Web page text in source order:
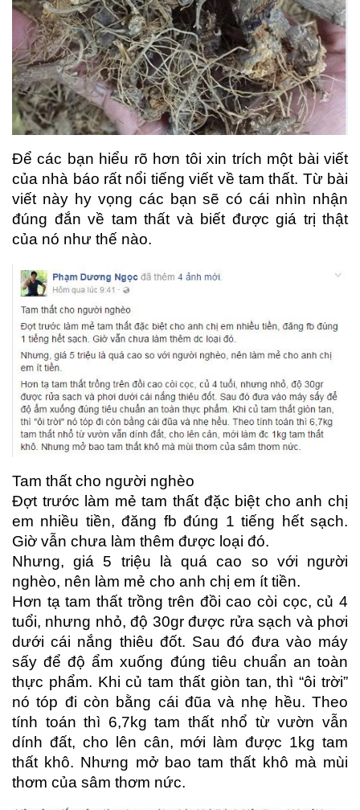
Để các bạn hiểu rõ hơn tôi xin trích một bài viết
của nhà báo rất nổi tiếng viết về tam thất. Từ bài
viết này hy vọng các bạn sẽ có cái nhìn nhận
đúng đắn về tam thất và biết được giá trị thật
của nó như thế nào.
Tam thất cho người nghèo
Đợt trước làm mẻ tam thất đặc biệt cho anh chị
em nhiều tiền, đăng fb đúng 1 tiếng hết sạch.
Giờ vẫn chưa làm thêm được loại đó.
Nhưng, giá 5 triệu là quá cao so với người
nghèo, nên làm mẻ cho anh chị em ít tiền.
Hơn tạ tam thất trồng trên đồi cao còi cọc, củ 4
tuổi, nhưng nhỏ, độ 30gr được rửa sạch và phơi
dưới cái nắng thiêu đốt. Sau đó đưa vào máy
sấy để độ ẩm xuống đúng tiêu chuẩn an toàn
thực phẩm. Khi củ tam thất giòn tan, thì “ôi trời”
nó tóp đi còn bằng cái đũa và nhẹ hều. Theo
tính toán thì 6,7kg tam thất nhổ từ vườn vẫn
dính đất, cho lên cân, mới làm được 1kg tam
thất khô. Nhưng mở bao tam thất khô mà mùi
thơm của sâm thơm nức.